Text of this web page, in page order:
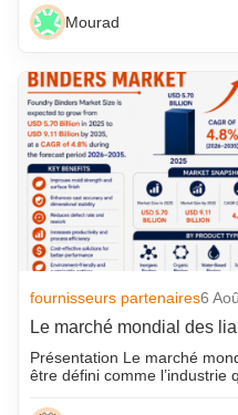
Mourad
fournisseurs partenaires6
Le marché mondial des
Présentation Le marché
être défini comme